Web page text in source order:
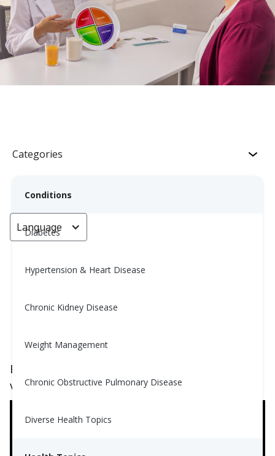
Categories
Conditions
Diabetes
Hypertension & Heart Disease
Chronic Kidney Disease
Weight Management
Chronic Obstructive Pulmonary Disease
Diverse Health Topics
Language
Khởi động lại thói quen tập thể
June 9, 2023
Bạn không muốn đọc toàn bộ bài viết? Hãy xem
video thay vào đó!